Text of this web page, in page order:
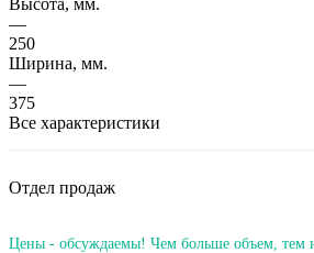
—
250
Ширина, мм.
—
375
Все характеристики
Отдел продаж
Цены - обсуждаемы! Чем больше объем, тем